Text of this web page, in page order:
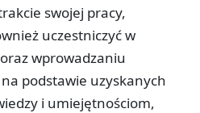
swojej pracy,
uczestniczyć w
wprowadzaniu
podstawie uzyskanych
i umiejętnościom,